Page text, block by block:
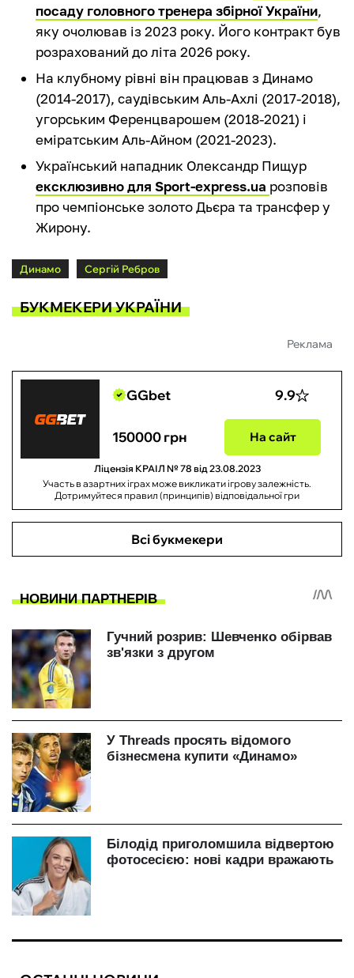
посаду головного тренера збірної України,
яку очолював із 2023 року. Його контракт був
розрахований до літа 2026 року.
На клубному рівні він працював з Динамо
(2014-2017), саудівським Аль-Ахлі (2017-2018),
угорським Ференцварошем (2018-2021) і
еміратським Аль-Айном (2021-2023).
Український нападник Олександр Пищур
ексклюзивно для Sport-express.ua розповів
про чемпіонське золото Дьєра та трансфер у
Жирону.
Динамо Сергій Ребров
БУКМЕКЕРИ УКРАЇНИ
Реклама
GGbet 9.9
150000 грн На сайт
Ліцензія КРАІЛ № 78 від 23.08.2023
Участь в азартних іграх може викликати ігрову залежність.
Дотримуйтеся правил (принципів) відповідальної гри
Всі букмекери